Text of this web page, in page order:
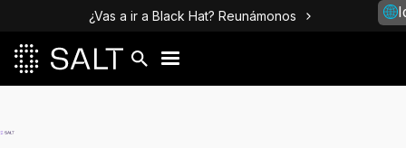
¿Vas a ir a Black Hat? Reunámonos